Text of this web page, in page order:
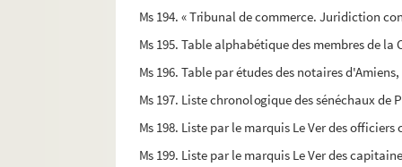
Ms 194. « Tribunal de commerce. Juridiction
Ms 195. Table alphabétique des membres de
Ms 196. Table par études des notaires
Ms 197. Liste chronologique des sénéchaux de
Ms 198. Liste par le marquis Le Ver des
Ms 199. Liste par le marquis Le Ver des